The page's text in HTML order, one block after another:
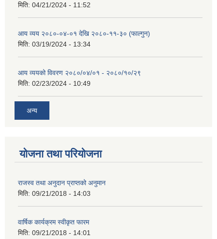
मिति: 04/21/2024 - 11:52
आय व्यय २०८०-०४-०१ देखि २०८०-११-३० (फाल्गुन)
मिति: 03/19/2024 - 13:34
आय व्ययको विवरण २०८०/०४/०१ - २०८०/१०/२९
मिति: 02/23/2024 - 10:49
अन्य
योजना तथा परियोजना
राजस्व तथा अनुदान प्राप्तको अनुमान
मिति: 09/21/2018 - 14:03
वार्षिक कार्यक्रम स्वीकृत फारम
मिति: 09/21/2018 - 14:01